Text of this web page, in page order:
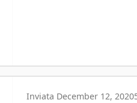
Inviata December 12, 2020